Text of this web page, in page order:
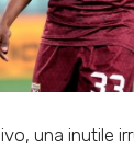
una inutile